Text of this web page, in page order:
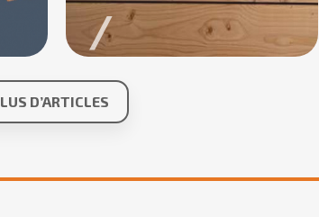
/
TERRASSE
D’ARTICLES